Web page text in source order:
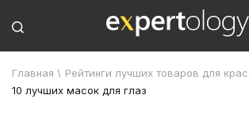
Главная \ Рейтинги лучших товаров для
10 лучших масок для глаз